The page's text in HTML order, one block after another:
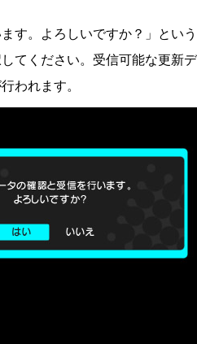
す。よろしいですか？」とい
てください。受信可能な更新
われます。